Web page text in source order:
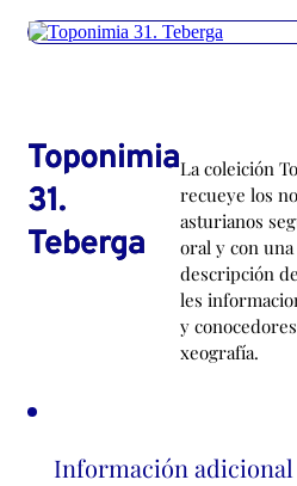
Toponimia
31.
Teberga
La coleición
recueye los
asturianos
oral y con
descripción
les
y
xeografía.
Información adicional